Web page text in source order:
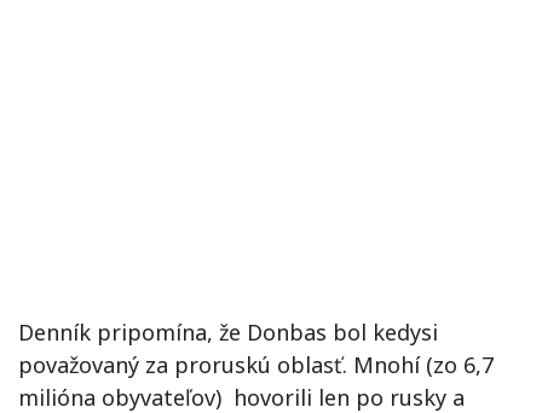
Denník pripomína, že Donbas bol kedysi
považovaný za proruskú oblasť. Mnohí (zo 6,7
milióna obyvateľov) hovorili len po rusky a